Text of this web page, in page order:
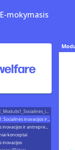
E-mokymasis